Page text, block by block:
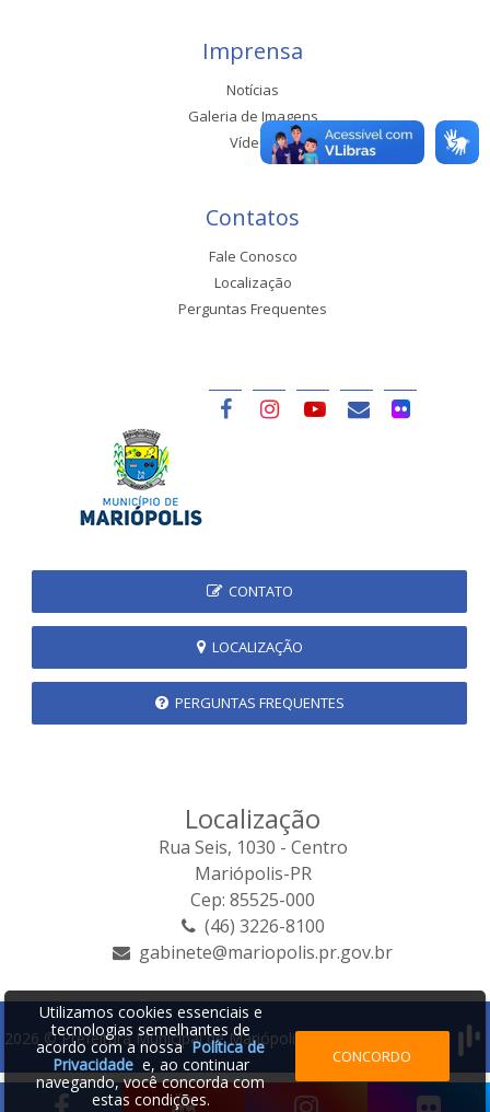
Imprensa
Notícias
Galeria de Imagens
Vídeos
Contatos
Fale Conosco
Localização
Perguntas Frequentes
CONTATO
LOCALIZAÇÃO
PERGUNTAS FREQUENTES
Localização
Rua Seis, 1030 - Centro
Mariópolis-PR
Cep: 85525-000
(46) 3226-8100
gabinete@mariopolis.pr.gov.br
2026 © Prefeitura Municipal de Mariópolis | Desenvolvido por:
Utilizamos cookies essenciais e
tecnologias semelhantes de
acordo com a nossaPolítica de
Privacidadee, ao continuar
navegando, você concorda com
estas condições.
CONCORDO